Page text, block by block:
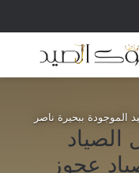
الموجودة ببحيرة ناصر
الصياد
عجوز